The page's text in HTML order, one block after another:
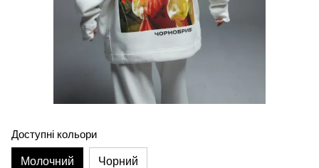
Доступні кольори
Молочний Чорний